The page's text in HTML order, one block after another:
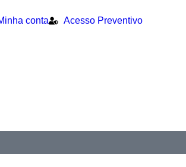
conta Acesso Preventivo